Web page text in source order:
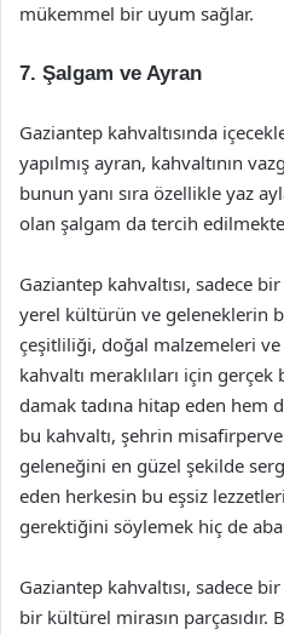
mükemmel bir uyum sağlar.
7. Şalgam ve Ayran
Gaziantep kahvaltısında
yapılmış ayran, kahvaltının
bunun yanı sıra özellikle yaz
olan şalgam da tercih
Gaziantep kahvaltısı, sadece
yerel kültürün ve geleneklerin
çeşitliliği, doğal malzemeleri
kahvaltı meraklıları için
damak tadına hitap eden hem
bu kahvaltı, şehrin
geleneğini en güzel şekilde
eden herkesin bu eşsiz
gerektiğini söylemek hiç de
Gaziantep kahvaltısı, sadece
bir kültürel mirasın parçasıdır.